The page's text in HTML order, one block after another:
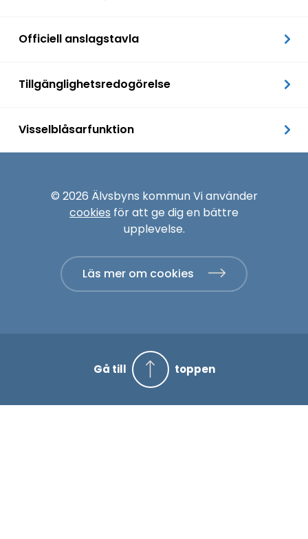
Officiell anslagstavla
Tillgänglighetsredogörelse
Visselblåsarfunktion
© 2026 Älvsbyns kommun Vi använder
cookies för att ge dig en bättre
upplevelse.
Läs mer om cookies
Gå till toppen